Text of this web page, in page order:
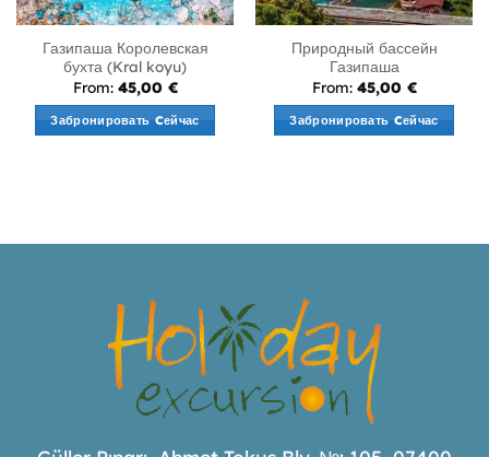
Газипаша Королевская
бухта (Kral koyu)
From: 45,00 €
Забронировать Cейчас
Природный бассейн
Газипаша
From: 45,00 €
Забронировать Cейчас